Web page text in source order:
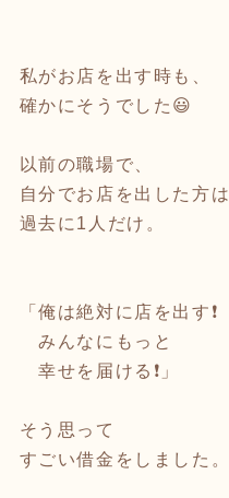
私がお店を出す時も、
確かにそうでした😃
以前の職場で、
自分でお店を出した方は
過去に1人だけ。
「俺は絶対に店を出す❗️
みんなにもっと
幸せを届ける❗️」
そう思って
すごい借金をしました。